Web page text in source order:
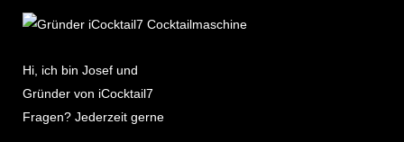
Hi, ich bin Josef und
Gründer von iCocktail7
Fragen? Jederzeit gerne